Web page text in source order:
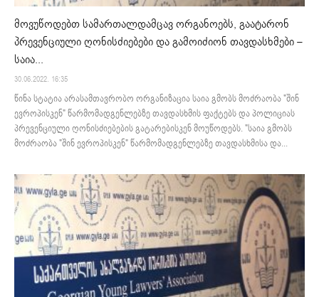
მოვუწოდებთ სამართალდამცავ ორგანოებს, გაატარონ
პრევენციული ღონისძიებები და გამოიძიონ თავდასხმები –
საია...
30.06.2022. 16:35
წინა სტატია არასამთავრობო ორგანიზაცია საია გმობს მოძრაობა "შინ
ევროპისკენ" წარმომადგენლებზე თავდასხმის ფაქტებს და პოლიციას
პრევენციული ღონისძიებების გატარებისკენ მოუწოდებს. "საია გმობს
მოძრაობა "შინ ევროპისკენ" წარმომადგენლებზე თავდასხმისა და...